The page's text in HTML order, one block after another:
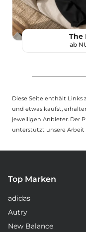
The
ab
Diese Seite enthält Links
und etwas kaufst,
jeweiligen Anbieter. Der
unterstützt unsere Arbeit
Top Marken
adidas
Autry
New Balance